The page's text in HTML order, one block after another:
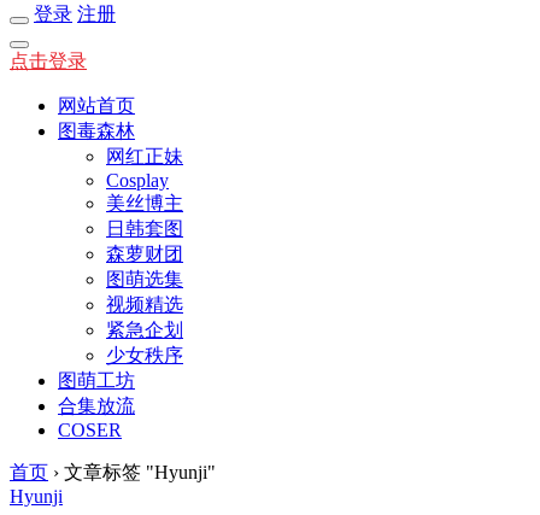
登录 注册
点击登录
网站首页
图毒森林
网红正妹
Cosplay
美丝博主
日韩套图
森萝财团
图萌选集
视频精选
紧急企划
少女秩序
图萌工坊
合集放流
COSER
首页 › 文章标签 "Hyunji"
Hyunji